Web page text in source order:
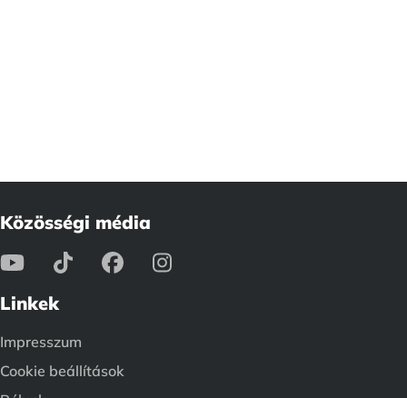
Közösségi média
Linkek
Impresszum
Cookie beállítások